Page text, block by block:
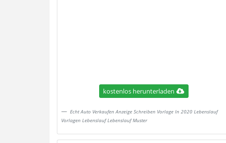
kostenlos herunterladen
Echt Auto Verkaufen Anzeige Schreiben Vorlage In 2020 Lebenslauf
Vorlagen Lebenslauf Lebenslauf Muster